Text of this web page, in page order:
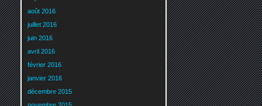
août 2016
juillet 2016
juin 2016
avril 2016
février 2016
janvier 2016
décembre 2015